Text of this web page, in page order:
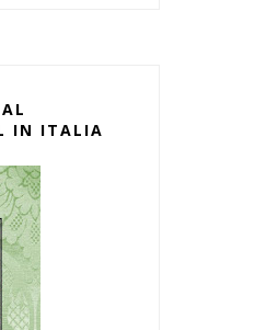
IN ITALIA